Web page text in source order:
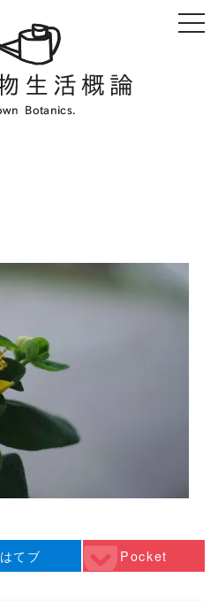
はてブ Pocket